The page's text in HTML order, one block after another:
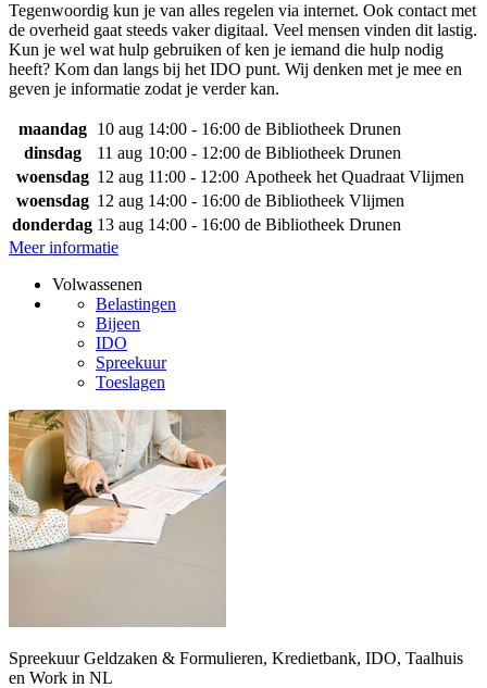
Tegenwoordig kun je van alles regelen via internet. Ook contact met
de overheid gaat steeds vaker digitaal. Veel mensen vinden dit lastig.
Kun je wel wat hulp gebruiken of ken je iemand die hulp nodig
heeft? Kom dan langs bij het IDO punt. Wij denken met je mee en
geven je informatie zodat je verder kan.
maandag 10 aug 14:00 - 16:00 de Bibliotheek Drunen
dinsdag
11 aug 10:00 - 12:00 de Bibliotheek Drunen
woensdag 12 aug 11:00 - 12:00 Apotheek het Quadraat Vlijmen
woensdag 12 aug 14:00 - 16:00 de Bibliotheek Vlijmen
donderdag 13 aug 14:00 - 16:00 de Bibliotheek Drunen
Meer informatie
Volwassenen
Belastingen
Bijeen
IDO
Spreekuur
Toeslagen
Spreekuur Geldzaken & Formulieren, Kredietbank, IDO, Taalhuis
en Work in NL